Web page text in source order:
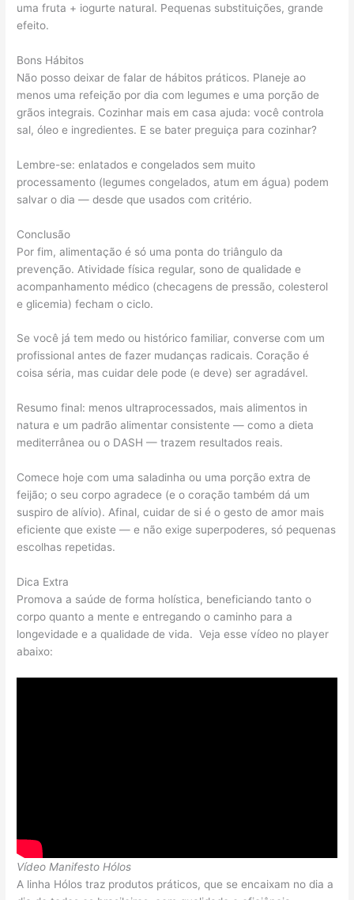
uma fruta + iogurte natural. Pequenas substituições, grande
efeito.
Bons Hábitos
Não posso deixar de falar de hábitos práticos. Planeje ao
menos uma refeição por dia com legumes e uma porção de
grãos integrais. Cozinhar mais em casa ajuda: você controla
sal, óleo e ingredientes. E se bater preguiça para cozinhar?
Lembre-se: enlatados e congelados sem muito
processamento (legumes congelados, atum em água) podem
salvar o dia — desde que usados com critério.
Conclusão
Por fim, alimentação é só uma ponta do triângulo da
prevenção. Atividade física regular, sono de qualidade e
acompanhamento médico (checagens de pressão, colesterol
e glicemia) fecham o ciclo.
Se você já tem medo ou histórico familiar, converse com um
profissional antes de fazer mudanças radicais. Coração é
coisa séria, mas cuidar dele pode (e deve) ser agradável.
Resumo final: menos ultraprocessados, mais alimentos in
natura e um padrão alimentar consistente — como a dieta
mediterrânea ou o DASH — trazem resultados reais.
Comece hoje com uma saladinha ou uma porção extra de
feijão; o seu corpo agradece (e o coração também dá um
suspiro de alívio). Afinal, cuidar de si é o gesto de amor mais
eficiente que existe — e não exige superpoderes, só pequenas
escolhas repetidas.
Dica Extra
Promova a saúde de forma holística, beneficiando tanto o
corpo quanto a mente e entregando o caminho para a
longevidade e a qualidade de vida. Veja esse vídeo no player
abaixo:
Vídeo Manifesto Hólos
A linha Hólos traz produtos práticos, que se encaixam no dia a